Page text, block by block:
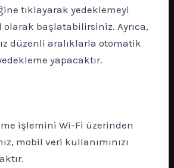
tıklayarak yedeklemeyi
olarak başlatabilirsiniz. Ayrıca,
düzenli aralıklarla otomatik
yapacaktır.
işlemini Wi-Fi üzerinden
mobil veri kullanımınızı